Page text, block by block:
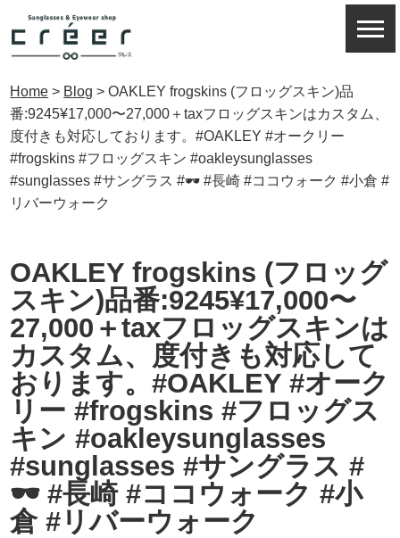
Home > Blog >OAKLEY frogskins (フロッグスキン)品
番:9245¥17,000〜27,000＋taxフロッグスキンはカスタム、
度付きも対応しております。#OAKLEY #オークリー
#frogskins #フロッグスキン #oakleysunglasses
#sunglasses #サングラス #🕶 #長崎 #ココウォーク #小倉 #
リバーウォーク
OAKLEY frogskins (フロッグ
スキン)品番:9245¥17,000〜
27,000＋taxフロッグスキンは
カスタム、度付きも対応して
おります。#OAKLEY #オーク
リー #frogskins #フロッグス
キン #oakleysunglasses
#sunglasses #サングラス #
🕶 #長崎 #ココウォーク #小
倉 #リバーウォーク